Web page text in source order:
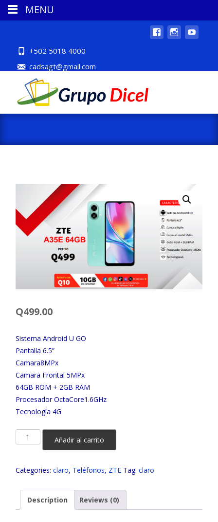
+502 5018 4000
cadsagt@gmail.com
Q499.00
Sistema Android U GO
Pantalla 6.5”
Camara8MPx
Camara Frontal 5MPx
64GB ROM + 2GB RAM
Procesador OctaCore1.6GHz
Tecnología 4G
ZTE
A35E
CLARO
Añadir al carrito
Categories: claro, Teléfonos, ZTE Tag: claro
Description Reviews (0)
MENU